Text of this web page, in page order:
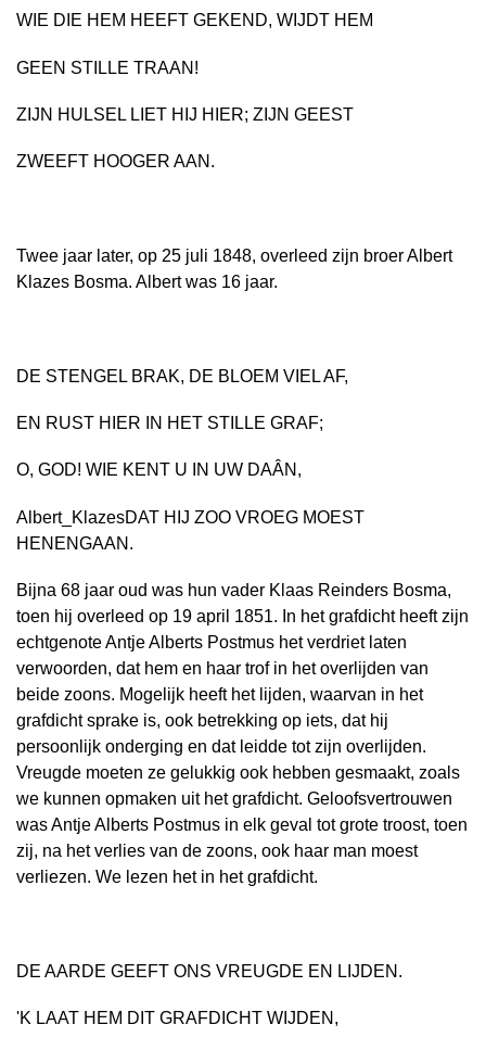
WIE DIE HEM HEEFT GEKEND, WIJDT HEM
GEEN STILLE TRAAN!
ZIJN HULSEL LIET HIJ HIER; ZIJN GEEST
ZWEEFT HOOGER AAN.
Twee jaar later, op 25 juli 1848, overleed zijn broer Albert
Klazes Bosma. Albert was 16 jaar.
DE STENGEL BRAK, DE BLOEM VIEL AF,
EN RUST HIER IN HET STILLE GRAF;
O, GOD! WIE KENT U IN UW DAÂN,
Albert_KlazesDAT HIJ ZOO VROEG MOEST
HENENGAAN.
Bijna 68 jaar oud was hun vader Klaas Reinders Bosma,
toen hij overleed op 19 april 1851. In het grafdicht heeft zijn
echtgenote Antje Alberts Postmus het verdriet laten
verwoorden, dat hem en haar trof in het overlijden van
beide zoons. Mogelijk heeft het lijden, waarvan in het
grafdicht sprake is, ook betrekking op iets, dat hij
persoonlijk onderging en dat leidde tot zijn overlijden.
Vreugde moeten ze gelukkig ook hebben gesmaakt, zoals
we kunnen opmaken uit het grafdicht. Geloofsvertrouwen
was Antje Alberts Postmus in elk geval tot grote troost, toen
zij, na het verlies van de zoons, ook haar man moest
verliezen. We lezen het in het grafdicht.
DE AARDE GEEFT ONS VREUGDE EN LIJDEN.
'K LAAT HEM DIT GRAFDICHT WIJDEN,